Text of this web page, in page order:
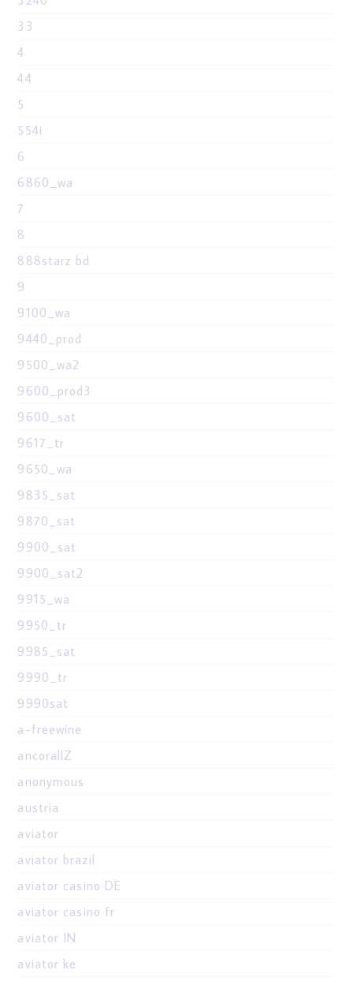
33
4
44
5
554i
6
6860_wa
7
8
888starz bd
9
9100_wa
9440_prod
9500_wa2
9600_prod3
9600_sat
9617_tr
9650_wa
9835_sat
9870_sat
9900_sat
9900_sat2
9915_wa
9950_tr
9985_sat
9990_tr
9990sat
a-freewine
ancorallZ
anonymous
austria
aviator
aviator brazil
aviator casino DE
aviator casino fr
aviator IN
aviator ke